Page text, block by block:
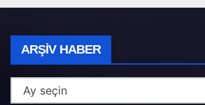
ARŞIV HABER
Haber